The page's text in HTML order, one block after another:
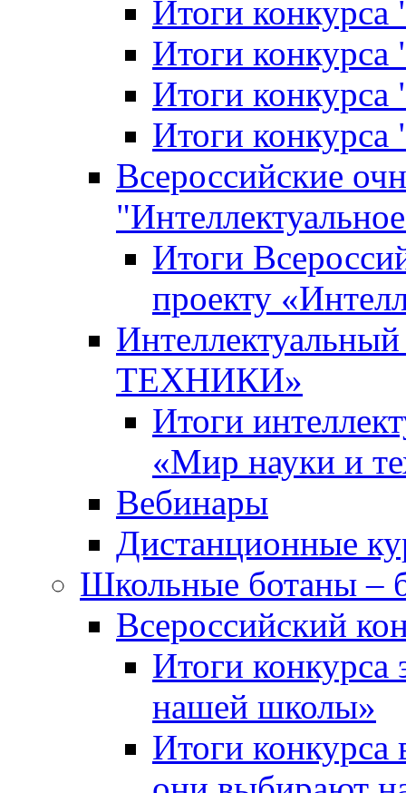
Итоги
Итоги конкурса
Итоги
Итоги
Всероссийские
Итоги
проекту
ТЕХНИКИ»
Итоги
«Мир науки и
Вебинары
Дистанционные
Школьные ботаны –
Всероссийский
Итоги
нашей школы»
Итоги конкурса